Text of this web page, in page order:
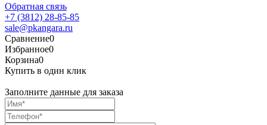
Обратная связь
+7 (3812) 28-85-85
sale@pkangara.ru
Сравнение0
Избранное0
Корзина0
Купить в один клик
Заполните данные для заказа